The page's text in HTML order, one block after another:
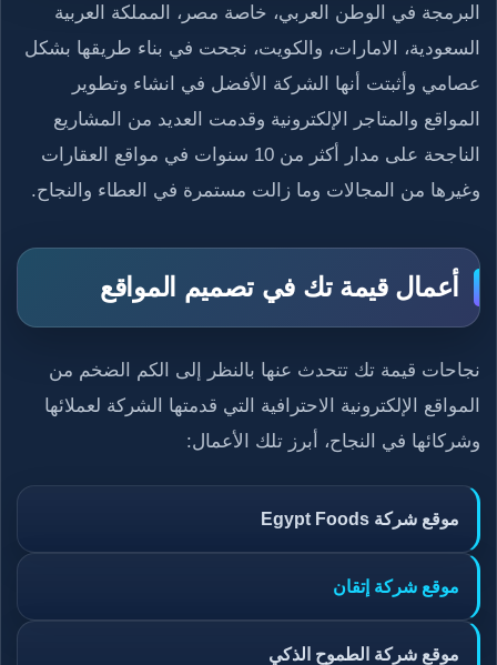
البرمجة في الوطن العربي، خاصة مصر، المملكة العربية
السعودية، الامارات، والكويت، نجحت في بناء طريقها بشكل
عصامي وأثبتت أنها الشركة الأفضل في انشاء وتطوير
المواقع والمتاجر الإلكترونية وقدمت العديد من المشاريع
الناجحة على مدار أكثر من 10 سنوات في مواقع العقارات
وغيرها من المجالات وما زالت مستمرة في العطاء والنجاح.
أعمال قيمة تك في تصميم المواقع
نجاحات قيمة تك تتحدث عنها بالنظر إلى الكم الضخم من
المواقع الإلكترونية الاحترافية التي قدمتها الشركة لعملائها
وشركائها في النجاح، أبرز تلك الأعمال:
موقع شركة Egypt Foods
موقع شركة إتقان
موقع شركة الطموح الذكي